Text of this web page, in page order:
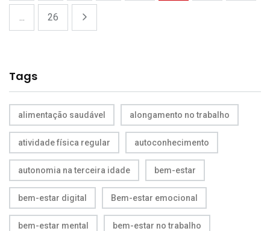
26
Tags
alimentação saudável alongamento no trabalho
atividade física regular autoconhecimento
autonomia na terceira idade bem-estar
bem-estar digital Bem-estar emocional
bem-estar mental bem-estar no trabalho